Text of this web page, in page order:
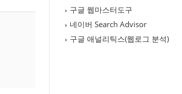
› 구글 웹마스터도구
› 네이버 Search Advisor
› 구글 애널리틱스(웹로그 분석)